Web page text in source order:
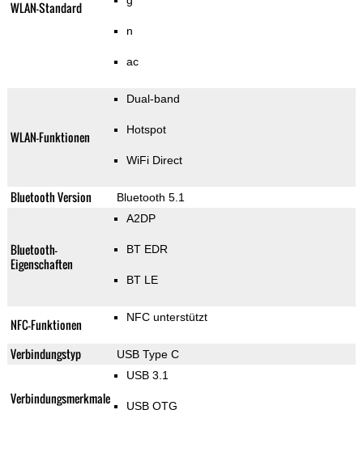
WLAN-Standard
n
ac
WLAN-Funktionen
Dual-band
Hotspot
WiFi Direct
Bluetooth Version Bluetooth 5.1
Bluetooth-
Eigenschaften
A2DP
BT EDR
BT LE
NFC-Funktionen NFC unterstützt
Verbindungstyp USB Type C
Verbindungsmerkmale
USB 3.1
USB OTG